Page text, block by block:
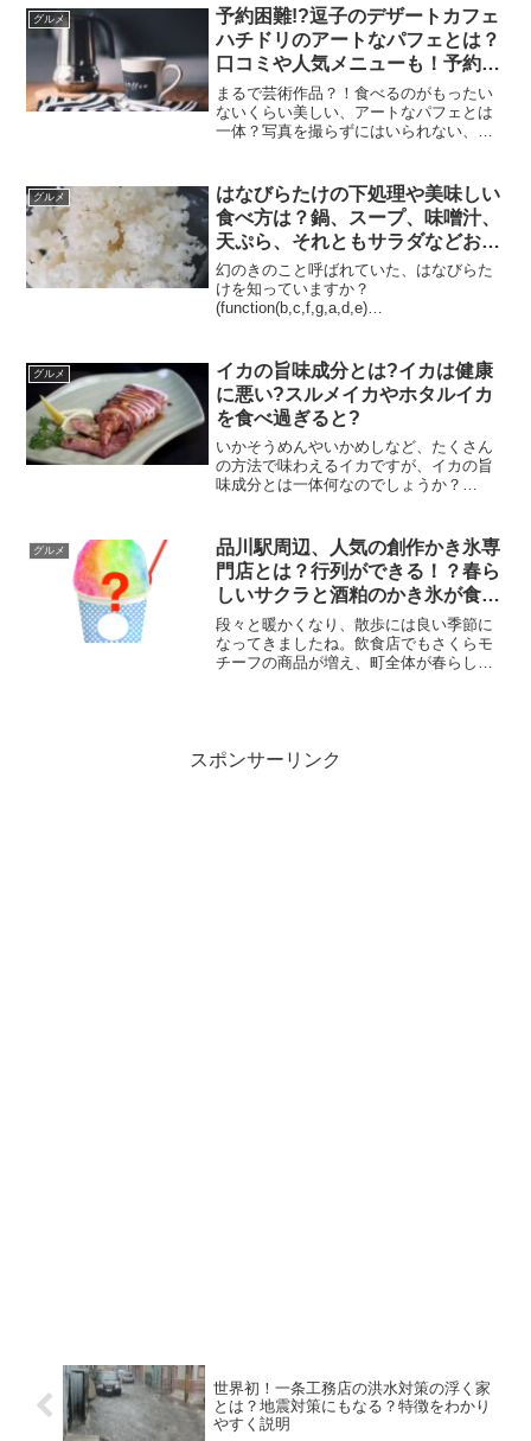
かつ井泉（いせん）」の口コミや、テイ
クアウトもできる人気メニュー...
グルメ
予約困難!?逗子のデザートカフェ
ハチドリのアートなパフェとは？
口コミや人気メニューも！予約す
る方法やテイクアウトできるメニ
ューについても紹介
まるで芸術作品？！食べるのがもったい
ないくらい美しい、アートなパフェとは
一体？写真を撮らずにはいられない、美
人気ですぐに完売してしまいますが、予
約する方法は？テイクアウ...
グルメ
はなびらたけの下処理や美味しい
食べ方は？鍋、スープ、味噌汁、
天ぷら、それともサラダなどおす
すめ人気レシピも紹介！
幻のきのこと呼ばれていた、はなびらた
けを知っていますか？
(function(b,c,f,g,a,d,e)
グルメ
イカの旨味成分とは?イカは健康
に悪い?スルメイカやホタルイカ
を食べ過ぎると?
いかそうめんやいかめしなど、たくさん
の方法で味わえるイカですが、イカの旨
味成分とは一体何なのでしょうか？
(){...
グルメ
品川駅周辺、人気の創作かき氷専
門店とは？行列ができる！？春ら
しいサクラと酒粕のかき氷が食べ
られる「いちょうの木」の口コミ
や人気メニューも調査！
段々と暖かくなり、散歩には良い季節に
なってきましたね。飲食店でもさくらモ
チーフの商品が増え、町全体が春らしく
スポンサーリンク
世界初！一条工務店の洪水対策の浮く家
とは？地震対策にもなる？特徴をわかり
やすく説明